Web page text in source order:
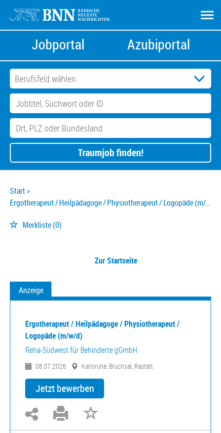
Jobportal Azubiportal
Traumjob finden!
Start
Ergotherapeut / Heilpädagoge / Physiotherapeut / Logopäde (m/w/d)
Merkliste(0)
Zur Startseite
Anzeige
Ergotherapeut / Heilpädagoge / Physiotherapeut /
Logopäde (m/w/d)
Reha-Südwest für Behinderte gGmbH
08.07.2026 Karlsruhe, Bruchsal, Rastatt
Jetzt bewerben